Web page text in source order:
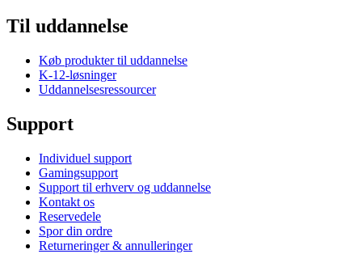
Til uddannelse
Køb produkter til uddannelse
K-12-løsninger
Uddannelsesressourcer
Support
Individuel support
Gamingsupport
Support til erhverv og uddannelse
Kontakt os
Reservedele
Spor din ordre
Returneringer & annulleringer